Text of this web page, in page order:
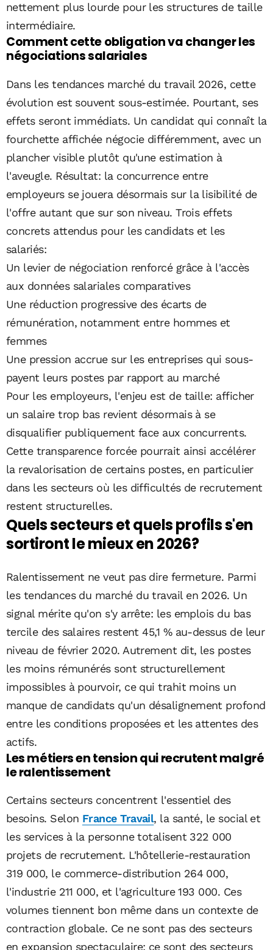
nettement plus lourde pour les structures de taille
intermédiaire.
Comment cette obligation va changer les
négociations salariales
Dans les tendances marché du travail 2026, cette
évolution est souvent sous-estimée. Pourtant, ses
effets seront immédiats. Un candidat qui connaît la
fourchette affichée négocie différemment, avec un
plancher visible plutôt qu'une estimation à
l'aveugle. Résultat: la concurrence entre
employeurs se jouera désormais sur la lisibilité de
l'offre autant que sur son niveau. Trois effets
concrets attendus pour les candidats et les
salariés:
Un levier de négociation renforcé grâce à l'accès
aux données salariales comparatives
Une réduction progressive des écarts de
rémunération, notamment entre hommes et
femmes
Une pression accrue sur les entreprises qui sous-
payent leurs postes par rapport au marché
Pour les employeurs, l'enjeu est de taille: afficher
un salaire trop bas revient désormais à se
disqualifier publiquement face aux concurrents.
Cette transparence forcée pourrait ainsi accélérer
la revalorisation de certains postes, en particulier
dans les secteurs où les difficultés de recrutement
restent structurelles.
Quels secteurs et quels profils s'en
sortiront le mieux en 2026?
Ralentissement ne veut pas dire fermeture. Parmi
les tendances du marché du travail en 2026. Un
signal mérite qu'on s'y arrête: les emplois du bas
tercile des salaires restent 45,1 % au-dessus de leur
niveau de février 2020. Autrement dit, les postes
les moins rémunérés sont structurellement
impossibles à pourvoir, ce qui trahit moins un
manque de candidats qu'un désalignement profond
entre les conditions proposées et les attentes des
actifs.
Les métiers en tension qui recrutent malgré
le ralentissement
Certains secteurs concentrent l'essentiel des
besoins. Selon France Travail, la santé, le social et
les services à la personne totalisent 322 000
projets de recrutement. L'hôtellerie-restauration
319 000, le commerce-distribution 264 000,
l'industrie 211 000, et l'agriculture 193 000. Ces
volumes tiennent bon même dans un contexte de
contraction globale. Ce ne sont pas des secteurs
en expansion spectaculaire: ce sont des secteurs